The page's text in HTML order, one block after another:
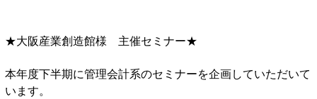
★大阪産業創造館様 主催セミナー★
本年度下半期に管理会計系のセミナーを企画していただいて
います。